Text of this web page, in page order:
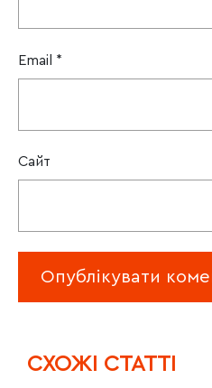
Email *
Сайт
CХОЖІ СТАТТІ